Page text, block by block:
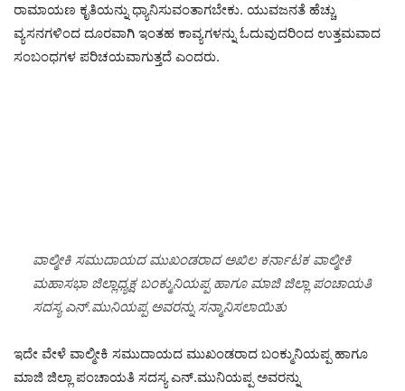
ರಾಮಾಯಣ ಕೃತಿಯನ್ನು ಧ್ಯಾನಿಸುವಂತಾಗಬೇಕು. ಯುವಜನತೆ ಹೆಚ್ಚು
ವ್ಯಸನಗಳಿಂದ ದೂರವಾಗಿ ಇಂತಹ ಕಾವ್ಯಗಳನ್ನು ಓದುವುದರಿಂದ ಉತ್ತಮವಾದ
ಸಂಬಂಧಗಳ ಪರಿಚಯವಾಗುತ್ತದೆ ಎಂದರು.
ವಾಲ್ಮೀಕಿ ಸಮುದಾಯದ ಮುಖಂಡರಾದ ಅಖಿಲ ಕರ್ನಾಟಕ ವಾಲ್ಮೀಕಿ
ಮಹಾಸಭಾ ಜಿಲ್ಲಾಧ್ಯಕ್ಷ ಬಂಕ್ಮುನಿಯಪ್ಪ ಹಾಗೂ ಮಾಜಿ ಜಿಲ್ಲಾ ಪಂಚಾಯತಿ
ಸದಸ್ಯ ಎನ್.ಮುನಿಯಪ್ಪ ಅವರನ್ನು ಸನ್ಮಾನಿಸಲಾಯಿತು
ಇದೇ ವೇಳೆ ವಾಲ್ಮೀಕಿ ಸಮುದಾಯದ ಮುಖಂಡರಾದ ಬಂಕ್ಮುನಿಯಪ್ಪ ಹಾಗೂ
ಮಾಜಿ ಜಿಲ್ಲಾ ಪಂಚಾಯತಿ ಸದಸ್ಯ ಎನ್.ಮುನಿಯಪ್ಪ ಅವರನ್ನು